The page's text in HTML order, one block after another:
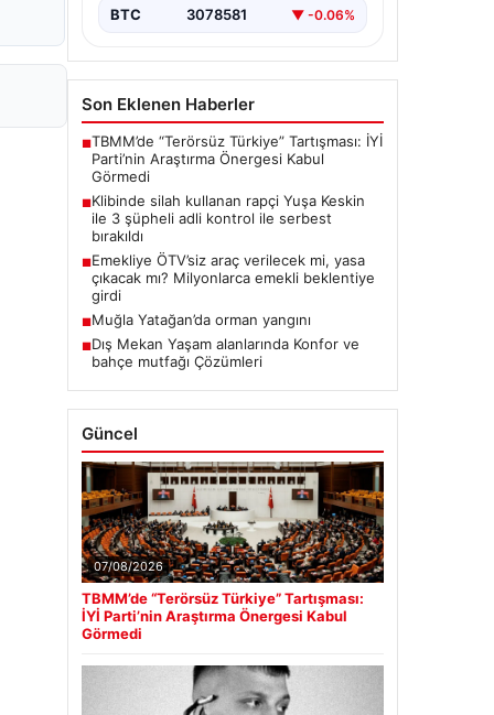
BTC 3078581 ▼ -0.06%
Son Eklenen Haberler
■TBMM’de “Terörsüz Türkiye” Tartışması: İYİ
Parti’nin Araştırma Önergesi Kabul
Görmedi
■Klibinde silah kullanan rapçi Yuşa Keskin
ile 3 şüpheli adli kontrol ile serbest
bırakıldı
■Emekliye ÖTV’siz araç verilecek mi, yasa
çıkacak mı? Milyonlarca emekli beklentiye
girdi
■Muğla Yatağan’da orman yangını
■Dış Mekan Yaşam alanlarında Konfor ve
bahçe mutfağı Çözümleri
Güncel
07/08/2026
TBMM’de “Terörsüz Türkiye” Tartışması:
İYİ Parti’nin Araştırma Önergesi Kabul
Görmedi